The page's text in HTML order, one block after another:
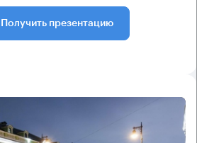
Получить презентацию